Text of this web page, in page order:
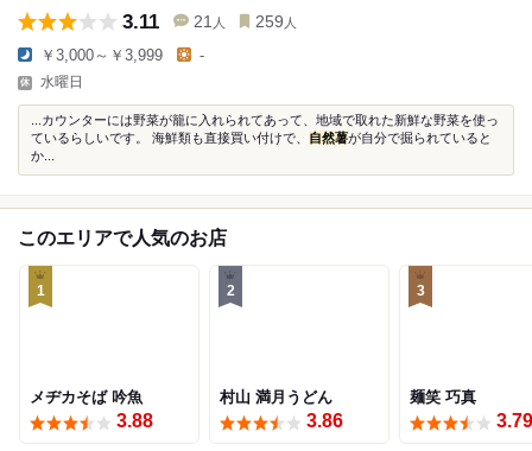
3.11 21 人 259 人
￥3,000～￥3,999 -
水曜日
...カウンターには野菜が籠に入れられてあって、地域で取れた新鮮な野菜を使っ
ているらしいです。 海鮮類も直接買い付けで、 自然薯が自分で掘られていると
か...
このエリアで人気のお店
1
メヂカそば 吟魚
3.88
2
村山 満月うどん
3.86
3
麺笑 巧真
3.79